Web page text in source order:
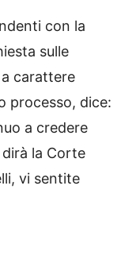
con la
sulle
carattere
processo, dice:
a credere
la Corte
vi sentite